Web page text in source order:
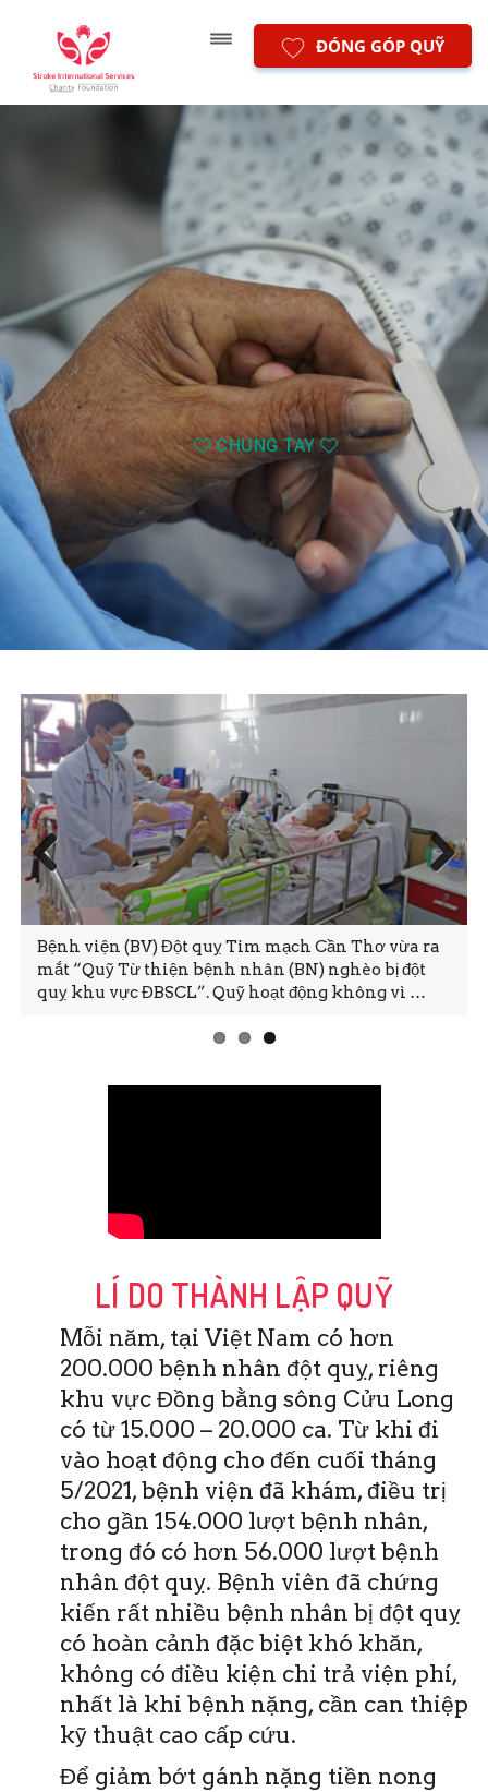
ĐÓNG GÓP QUỸ
CHUNG TAY
Bệnh viện (BV) Đột quỵ Tim mạch Cần Thơ vừa ra
mắt “Quỹ Từ thiện bệnh nhân (BN) nghèo bị đột
quỵ khu vực ĐBSCL”. Quỹ hoạt động không vì …
Prev
ious
Next
LÍ DO THÀNH LẬP QUỸ
Mỗi năm, tại Việt Nam có hơn
200.000 bệnh nhân đột quỵ, riêng
khu vực Đồng bằng sông Cửu Long
có từ 15.000 – 20.000 ca. Từ khi đi
vào hoạt động cho đến cuối tháng
5/2021, bệnh viện đã khám, điều trị
cho gần 154.000 lượt bệnh nhân,
trong đó có hơn 56.000 lượt bệnh
nhân đột quỵ. Bệnh viên đã chứng
kiến rất nhiều bệnh nhân bị đột quỵ
có hoàn cảnh đặc biệt khó khăn,
không có điều kiện chi trả viện phí,
nhất là khi bệnh nặng, cần can thiệp
kỹ thuật cao cấp cứu.
Để giảm bớt gánh nặng tiền nong